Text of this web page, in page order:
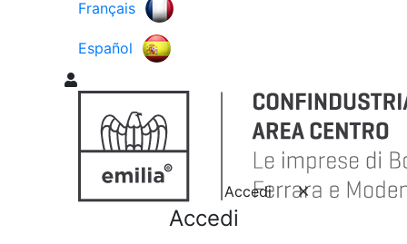
Français
Español
Accedi
Accedi